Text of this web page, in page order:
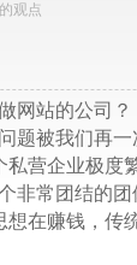
观点
网站的公司？
题被我们再
私营企业极度
非常团结的
想在赚钱，传